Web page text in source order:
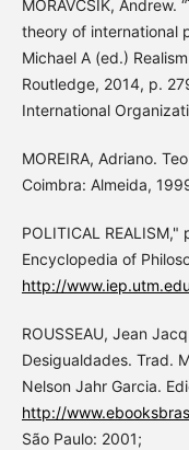
MORAVCSIK, Andrew.
theory of international
Michael A (ed.)
Routledge, 2014, p.
International
MOREIRA, Adriano.
Coimbra: Almeida,
POLITICAL
Encyclopedia of
http://
ROUSSEAU, Jean
Desigualdades. Trad.
Nelson Jahr Garcia.
http://
São Paulo: 2001;